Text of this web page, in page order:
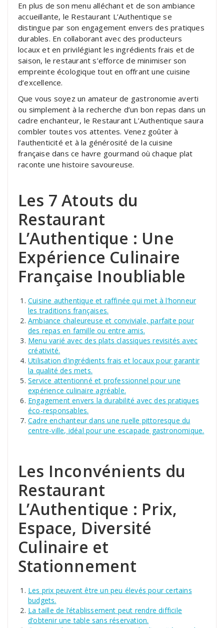
En plus de son menu alléchant et de son ambiance
accueillante, le Restaurant L’Authentique se
distingue par son engagement envers des pratiques
durables. En collaborant avec des producteurs
locaux et en privilégiant les ingrédients frais et de
saison, le restaurant s’efforce de minimiser son
empreinte écologique tout en offrant une cuisine
d’excellence.
Que vous soyez un amateur de gastronomie averti
ou simplement à la recherche d’un bon repas dans un
cadre enchanteur, le Restaurant L’Authentique saura
combler toutes vos attentes. Venez goûter à
l’authenticité et à la générosité de la cuisine
française dans ce havre gourmand où chaque plat
raconte une histoire savoureuse.
Les 7 Atouts du
Restaurant
L’Authentique : Une
Expérience Culinaire
Française Inoubliable
Cuisine authentique et raffinée qui met à l’honneur
les traditions françaises.
Ambiance chaleureuse et conviviale, parfaite pour
des repas en famille ou entre amis.
Menu varié avec des plats classiques revisités avec
créativité.
Utilisation d’ingrédients frais et locaux pour garantir
la qualité des mets.
Service attentionné et professionnel pour une
expérience culinaire agréable.
Engagement envers la durabilité avec des pratiques
éco-responsables.
Cadre enchanteur dans une ruelle pittoresque du
centre-ville, idéal pour une escapade gastronomique.
Les Inconvénients du
Restaurant
L’Authentique : Prix,
Espace, Diversité
Culinaire et
Stationnement
Les prix peuvent être un peu élevés pour certains
budgets.
La taille de l’établissement peut rendre difficile
d’obtenir une table sans réservation.